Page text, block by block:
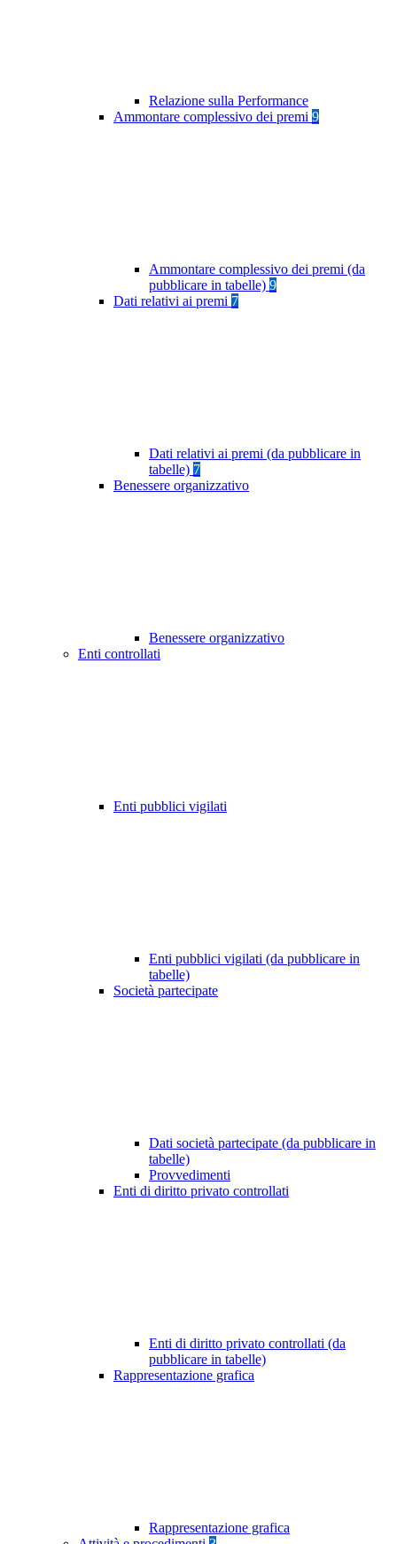
Relazione sulla Performance
Ammontare complessivo dei premi 9
Ammontare complessivo dei premi (da
pubblicare in tabelle) 9
Dati relativi ai premi 7
Dati relativi ai premi (da pubblicare in
tabelle) 7
Benessere organizzativo
Benessere organizzativo
Enti controllati
Enti pubblici vigilati
Enti pubblici vigilati (da pubblicare in
tabelle)
Società partecipate
Dati società partecipate (da pubblicare in
tabelle)
Provvedimenti
Enti di diritto privato controllati
Enti di diritto privato controllati (da
pubblicare in tabelle)
Rappresentazione grafica
Rappresentazione grafica